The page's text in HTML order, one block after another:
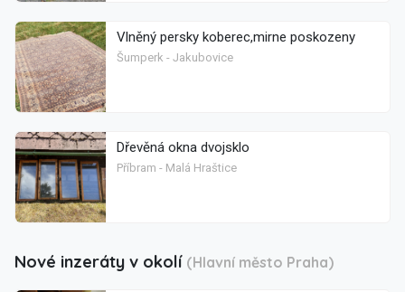
Vlněný persky koberec,mirne poskozeny
Šumperk - Jakubovice
Dřevěná okna dvojsklo
Příbram - Malá Hraštice
Nové inzeráty v okolí (Hlavní město Praha)